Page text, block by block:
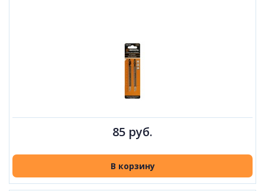
85 руб.
В корзину